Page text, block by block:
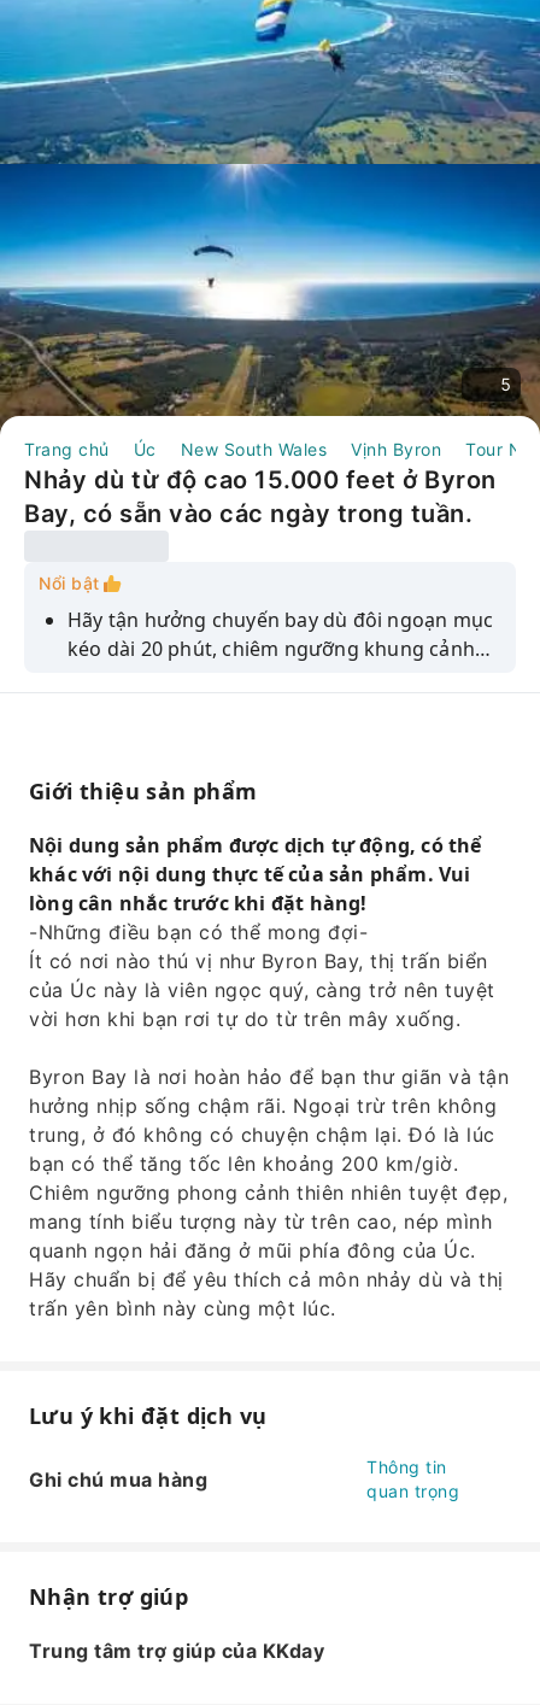
5
Trang chủ Úc New South Wales Vịnh Byron Tour
Nhảy dù từ độ cao 15.000 feet ở Byron
Bay, có sẵn vào các ngày trong tuần.
Nổi bật
Hãy tận hưởng chuyến bay dù đôi ngoạn mục
kéo dài 20 phút, chiêm ngưỡng khung cảnh
Giới thiệu sản phẩm
Nội dung sản phẩm được dịch tự động, có thể
khác với nội dung thực tế của sản phẩm. Vui
lòng cân nhắc trước khi đặt hàng!
-Những điều bạn có thể mong đợi-
Ít có nơi nào thú vị như Byron Bay, thị trấn biển
của Úc này là viên ngọc quý, càng trở nên tuyệt
vời hơn khi bạn rơi tự do từ trên mây xuống.
Byron Bay là nơi hoàn hảo để bạn thư giãn và tận
hưởng nhịp sống chậm rãi. Ngoại trừ trên không
trung, ở đó không có chuyện chậm lại. Đó là lúc
bạn có thể tăng tốc lên khoảng 200 km/giờ.
Chiêm ngưỡng phong cảnh thiên nhiên tuyệt đẹp,
mang tính biểu tượng này từ trên cao, nép mình
quanh ngọn hải đăng ở mũi phía đông của Úc.
Hãy chuẩn bị để yêu thích cả môn nhảy dù và thị
trấn yên bình này cùng một lúc.
Lưu ý khi đặt dịch vụ
Ghi chú mua hàng
Thông tin
quan trọng
Nhận trợ giúp
Trung tâm trợ giúp của KKday